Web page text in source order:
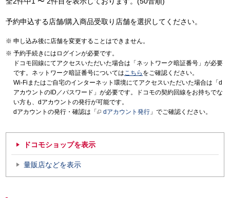
予約申込する店舗/購入商品受取り店舗を選択してください。
申し込み後に店舗を変更することはできません。
予約手続きにはログインが必要です。
ドコモ回線にてアクセスいただいた場合は「ネットワーク暗証番号」が必要
です。ネットワーク暗証番号についてはこちら をご確認ください。
Wi-Fiまたはご自宅のインターネット環境にてアクセスいただいた場合は「d
アカウントのID／パスワード」が必要です。ドコモの契約回線をお持ちでな
い方も、dアカウントの発行が可能です。
dアカウントの発行・確認は「
dアカウント発行 」でご確認ください。
ドコモショップを表示
量販店などを表示